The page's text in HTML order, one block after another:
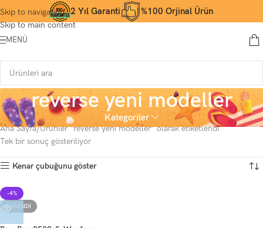
Skip to navigation
Skip to main content
2 Yıl Garanti %100 Orjinal Ürün
MENÜ
reverse yeni modeller
Kategoriler
Ana Sayfa Ürünler “reverse yeni modeller” olarak etiketlendi
Tek bir sonuç gösteriliyor
Kenar çubuğunu göster
-4%
TÜKENDI